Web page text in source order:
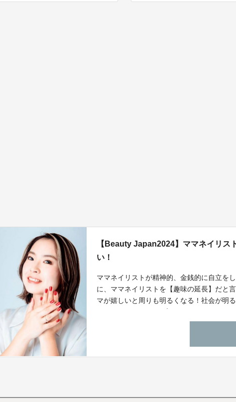
【Beauty Japan2024】ママネイリス
い！
ママネイリストが精神的、金銭的に自立を
に、ママネイリストを【趣味の延長】だと
マが嬉しいと周りも明るくなる！社会が明